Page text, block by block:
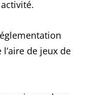
l’aire de jeux de